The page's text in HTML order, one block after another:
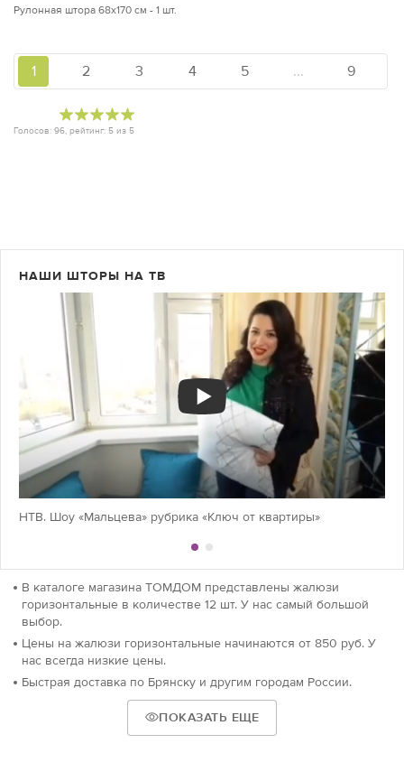
Рулонная штора 68х170 см - 1 шт.
Голосов: 96, рейтинг: 5 из 5
1 2 3 4 5 ... 9
НАШИ ШТОРЫ НА ТВ
НТВ. Шоу «Мальцева» рубрика «Ключ от квартиры»
В каталоге магазина ТОМДОМ представлены жалюзи
горизонтальные в количестве 12 шт. У нас самый большой
выбор.
Цены на жалюзи горизонтальные начинаются от 850 руб. У
нас всегда низкие цены.
Быстрая доставка по Брянску и другим городам России.
ПОКАЗАТЬ ЕЩЕ